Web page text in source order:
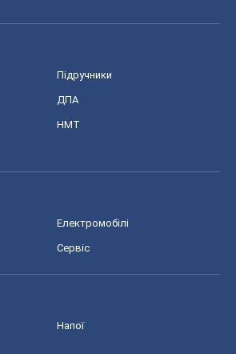
Підручники
ДПА
НМТ
Електромобілі
Сервіс
Напої